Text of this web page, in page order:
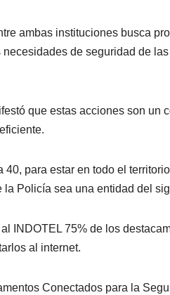
ambas instituciones busca
necesidades de seguridad de
que estas acciones son
40, para estar en todo el
la Policía sea una entidad del
INDOTEL 75% de los
al internet.
Conectados para la